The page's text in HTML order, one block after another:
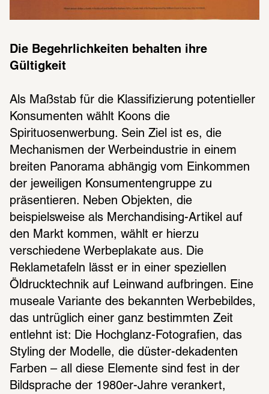
Die Begehrlichkeiten behalten ihre
Gültigkeit
Als Maßstab für die Klassifizierung potentieller
Konsumenten wählt Koons die
Spirituosenwerbung. Sein Ziel ist es, die
Mechanismen der Werbeindustrie in einem
breiten Panorama abhängig vom Einkommen
der jeweiligen Konsumentengruppe zu
präsentieren. Neben Objekten, die
beispielsweise als Merchandising-Artikel auf
den Markt kommen, wählt er hierzu
verschiedene Werbeplakate aus. Die
Reklametafeln lässt er in einer speziellen
Öldrucktechnik auf Leinwand aufbringen. Eine
museale Variante des bekannten Werbebildes,
das untrüglich einer ganz bestimmten Zeit
entlehnt ist: Die Hochglanz-Fotografien, das
Styling der Modelle, die düster-dekadenten
Farben – all diese Elemente sind fest in der
Bildsprache der 1980er-Jahre verankert,